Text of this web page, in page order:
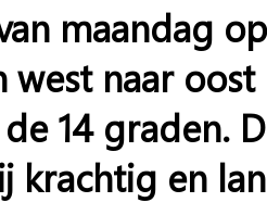
maandag
west naar
14 graden.
krachtig en